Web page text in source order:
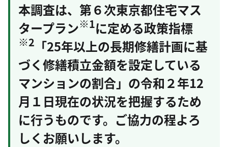
本調査は、第６次東京都住宅マス
タープラン※1に定める政策指標
※2 「25年以上の長期修繕計画に基
づく修繕積立金額を設定している
マンションの割合」の令和２年12
月１日現在の状況を把握するため
に行うものです。ご協力の程よろ
しくお願いします。